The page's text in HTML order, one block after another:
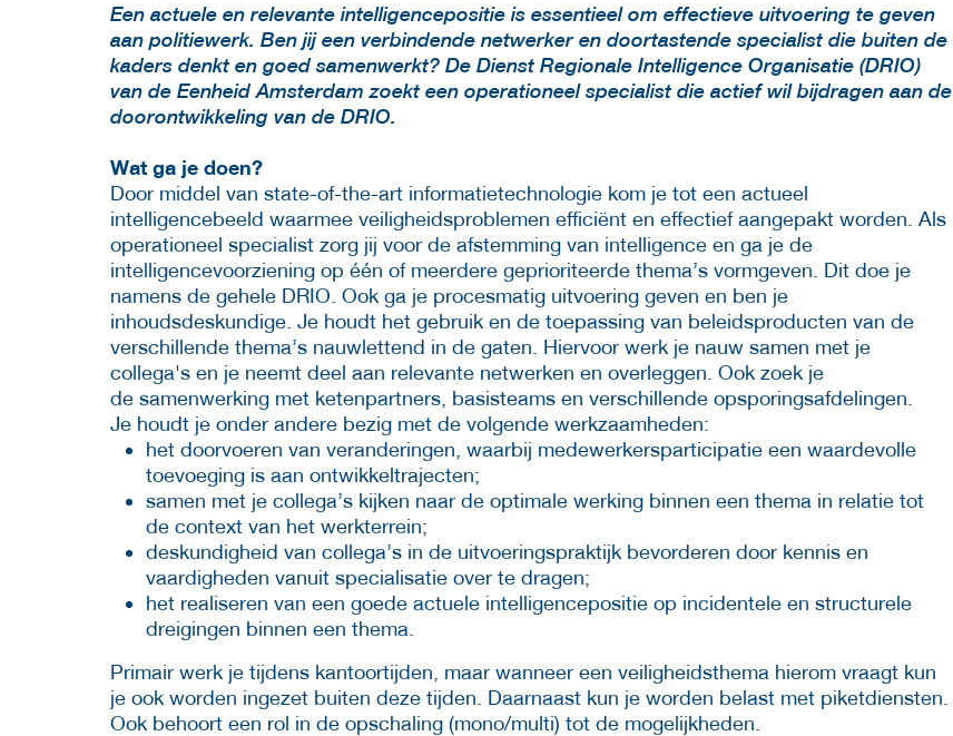
Een actuele en relevante intelligencepositie is essentieel om effectieve uitvoering te geven
aan politiewerk. Ben jij een verbindende netwerker en doortastende specialist die buiten de
kaders denkt en goed samenwerkt? De Dienst Regionale Intelligence Organisatie (DRIO)
van de Eenheid Amsterdam zoekt een operationeel specialist die actief wil bijdragen aan de
doorontwikkeling van de DRIO.
Wat ga je doen?
Door middel van state-of-the-art informatietechnologie kom je tot een actueel
intelligencebeeld waarmee veiligheidsproblemen efficiënt en effectief aangepakt worden. Als
operationeel specialist zorg jij voor de afstemming van intelligence en ga je de
intelligencevoorziening op één of meerdere geprioriteerde thema’s vormgeven. Dit doe je
namens de gehele DRIO. Ook ga je procesmatig uitvoering geven en ben je
inhoudsdeskundige. Je houdt het gebruik en de toepassing van beleidsproducten van de
verschillende thema’s nauwlettend in de gaten. Hiervoor werk je nauw samen met je
collega's en je neemt deel aan relevante netwerken en overleggen. Ook zoek je
de samenwerking met ketenpartners, basisteams en verschillende opsporingsafdelingen.
Je houdt je onder andere bezig met de volgende werkzaamheden:
het doorvoeren van veranderingen, waarbij medewerkersparticipatie een waardevolle
toevoeging is aan ontwikkeltrajecten;
samen met je collega’s kijken naar de optimale werking binnen een thema in relatie tot
de context van het werkterrein;
deskundigheid van collega’s in de uitvoeringspraktijk bevorderen door kennis en
vaardigheden vanuit specialisatie over te dragen;
het realiseren van een goede actuele intelligencepositie op incidentele en structurele
dreigingen binnen een thema.
Primair werk je tijdens kantoortijden, maar wanneer een veiligheidsthema hierom vraagt kun
je ook worden ingezet buiten deze tijden. Daarnaast kun je worden belast met piketdiensten.
Ook behoort een rol in de opschaling (mono/multi) tot de mogelijkheden.